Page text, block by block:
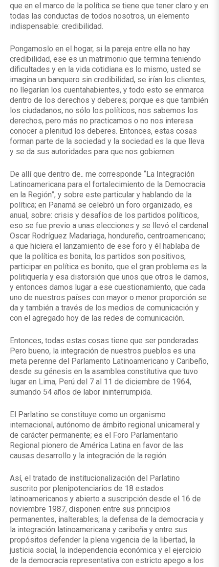
que en el marco de la política se tiene que tener claro y en
todas las conductas de todos nosotros, un elemento
indispensable: credibilidad.
Pongamoslo en el hogar, si la pareja entre ella no hay
credibilidad, ese es un matrimonio que termina teniendo
dificultades y en la vida cotidiana es lo mismo, usted se
imagina un banquero sin credibilidad, se irían los clientes,
no llegarían los cuentahabientes, y todo esto se enmarca
dentro de los derechos y deberes; porque es que también
los ciudadanos, no sólo los políticos, nos sabemos los
derechos, pero más no practicamos o no nos interesa
conocer a plenitud los deberes. Entonces, estas cosas
forman parte de la sociedad y la sociedad es la que lleva
y se da sus autoridades para que nos gobiernen.
De allí que dentro de.. me corresponde “La Integración
Latinoamericana para el fortalecimiento de la Democracia
en la Región”, y sobre este particular y hablando de la
política; en Panamá se celebró un foro organizado, es
anual, sobre: crisis y desafíos de los partidos políticos,
eso se fue previo a unas elecciones y se llevó el cardenal
Oscar Rodríguez Madariaga, hondureño, centroamericano;
a que hiciera el lanzamiento de ese foro y él hablaba de
que la política es bonita, los partidos son positivos,
participar en política es bonito, que el gran problema es la
politiquería y esa distorsión que unos que otros le damos,
y entonces damos lugar a ese cuestionamiento, que cada
uno de nuestros países con mayor o menor proporción se
da y también a través de los medios de comunicación y
con el agregado hoy de las redes de comunicación.
Entonces, todas estas cosas tiene que ser ponderadas.
Pero bueno, la integración de nuestros pueblos es una
meta perenne del Parlamento Latinoamericano y Caribeño,
desde su génesis en la asamblea constitutiva que tuvo
lugar en Lima, Perú del 7 al 11 de diciembre de 1964,
sumando 54 años de labor ininterrumpida.
El Parlatino se constituye como un organismo
internacional, autónomo de ámbito regional unicameral y
de carácter permanente; es el Foro Parlamentario
Regional pionero de América Latina en favor de las
causas desarrollo y la integración de la región.
Así, el tratado de institucionalización del Parlatino
suscrito por plenipotenciarios de 18 estados
latinoamericanos y abierto a suscripción desde el 16 de
noviembre 1987, disponen entre sus principios
permanentes, inalterables; la defensa de la democracia y
la integración latinoamericana y caribeña y entre sus
propósitos defender la plena vigencia de la libertad, la
justicia social, la independencia económica y el ejercicio
de la democracia representativa con estricto apego a los